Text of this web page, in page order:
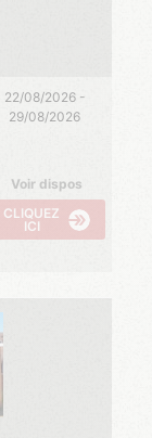
22/08/2026 -
29/08/2026
Voir dispos
CLIQUEZ
ICI